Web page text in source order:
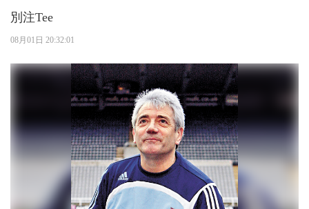
別注Tee
08月01日 20:32:01